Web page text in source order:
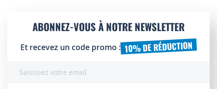
ABONNEZ-VOUS À NOTRE NEWSLETTER
Et recevez un code promo : 10% DE RÉDUCTION